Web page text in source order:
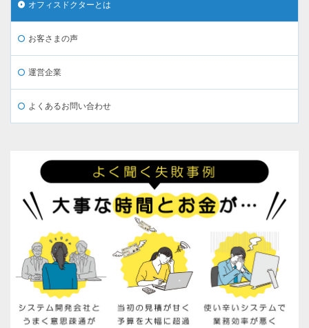
オフィスドクターとは
お客さまの声
運営企業
よくあるお問い合わせ